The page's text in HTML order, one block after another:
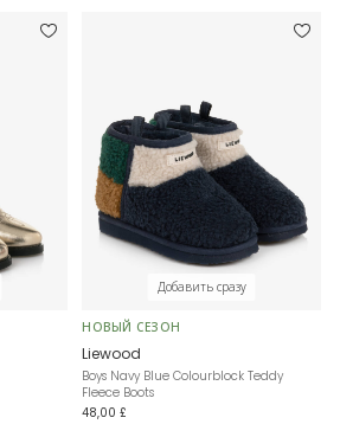
Добавить сразу
НОВЫЙ СЕЗОН
Liewood
Boys Navy Blue Colourblock Teddy
Fleece Boots
48,00 £